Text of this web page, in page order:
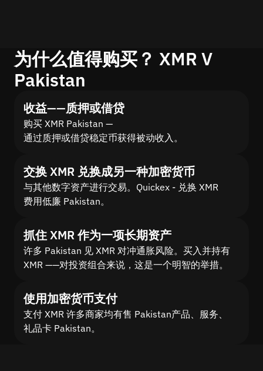
为什么值得购买？ XMR V
Pakistan
收益——质押或借贷
购买 XMR Pakistan —
通过质押或借贷稳定币获得被动收入。
交换 XMR 兑换成另一种加密货币
与其他数字资产进行交易。Quickex - 兑换 XMR
费用低廉 Pakistan。
抓住 XMR 作为一项长期资产
许多 Pakistan 见 XMR 对冲通胀风险。买入并持有
XMR ——对投资组合来说，这是一个明智的举措。
使用加密货币支付
支付 XMR 许多商家均有售 Pakistan产品、服务、
礼品卡 Pakistan。